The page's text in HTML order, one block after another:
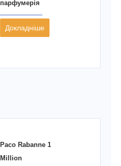
парфумерія
Докладніше
Paco Rabanne 1
Million